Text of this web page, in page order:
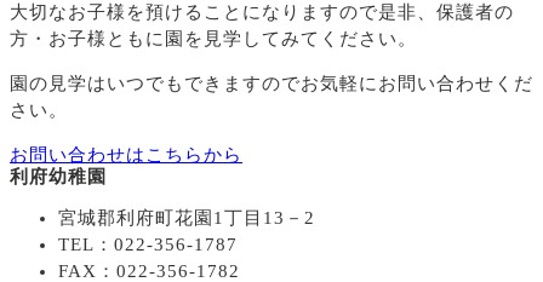
大切なお子様を預けることになりますので是非、保護者の
方・お子様ともに園を見学してみてください。
園の見学はいつでもできますのでお気軽にお問い合わせくだ
さい。
お問い合わせはこちらから
利府幼稚園
宮城郡利府町花園1丁目13－2
TEL：022-356-1787
FAX：022-356-1782